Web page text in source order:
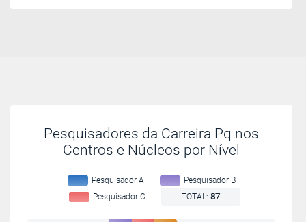
Pesquisadores da Carreira Pq nos
Centros e Núcleos por Nível
Pesquisador A
Pesquisador B
Pesquisador C
TOTAL: 87